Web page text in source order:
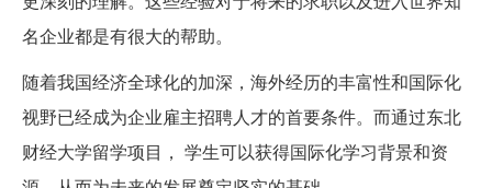
名企业都是有很大的帮助。
随着我国经济全球化的加深，海外经历的丰富性和国际化
视野已经成为企业雇主招聘人才的首要条件。而通过东北
财经大学留学项目， 学生可以获得国际化学习背景和资